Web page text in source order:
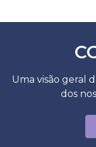
Uma visão geral
dos